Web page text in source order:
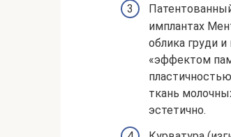
имплантах
облика груди
«эффектом
ткань
эстетично.